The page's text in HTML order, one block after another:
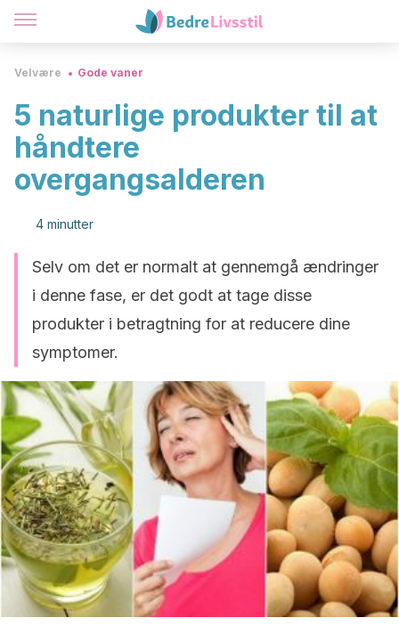
Velvære Gode vaner
5 naturlige produkter til at
håndtere
overgangsalderen
4 minutter
Selv om det er normalt at gennemgå ændringer
i denne fase, er det godt at tage disse
produkter i betragtning for at reducere dine
symptomer.